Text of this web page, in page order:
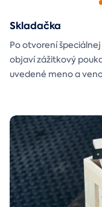
Skladačka
Po otvorení
objaví zážitkový
uvedené meno a